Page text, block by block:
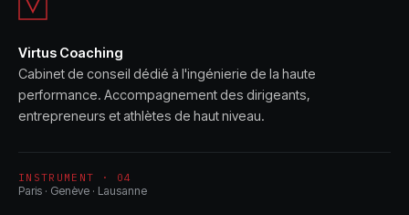
Virtus Coaching
Cabinet de conseil dédié à l'ingénierie de la haute
performance. Accompagnement des dirigeants,
entrepreneurs et athlètes de haut niveau.
INSTRUMENT · 04
Paris · Genève · Lausanne